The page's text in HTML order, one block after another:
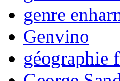
genre
Genvino
géographie